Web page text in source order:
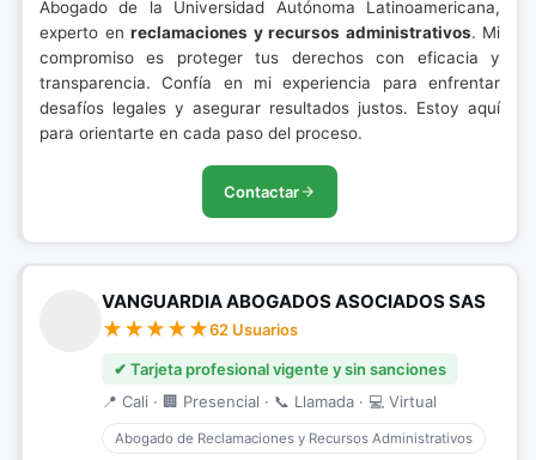
Abogado de la Universidad Autónoma Latinoamericana,
experto en reclamaciones y recursos administrativos. Mi
compromiso es proteger tus derechos con eficacia y
transparencia. Confía en mi experiencia para enfrentar
desafíos legales y asegurar resultados justos. Estoy aquí
para orientarte en cada paso del proceso.
Contactar
VANGUARDIA ABOGADOS ASOCIADOS SAS
62 Usuarios
✔ Tarjeta profesional vigente y sin sanciones
📍 Cali · 🏢 Presencial · 📞 Llamada · 💻 Virtual
Abogado de Reclamaciones y Recursos Administrativos